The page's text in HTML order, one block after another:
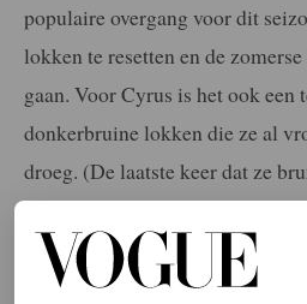
populaire overgang voor dit
lokken te resetten en de
gaan. Voor Cyrus is het ook een
donkerbruine lokken die ze al
droeg. (De laatste keer dat ze
vlak voordat ze ging voor de
pixiecut). De transformatie werd
door haar favoriete haarstylist,